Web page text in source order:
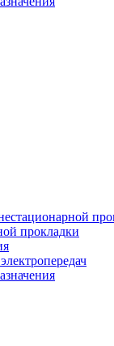
прокладки